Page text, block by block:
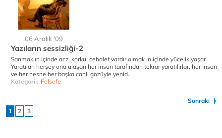
06 Aralık '09
Yazıların sessizliği-2
Sanmak ın içinde acz, korku, cehalet vardır.olmak ın içinde yücelik yaşar.
Yaratılan herşey ona ulaşan her insan tarafından tekrar yaratılırlar, her insan
ve her nesne her başka canlı gözüyle yenid..
Kategori : Felsefe
Sonraki
1
2 3